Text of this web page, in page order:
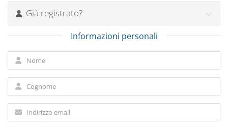
Già registrato?
Informazioni personali